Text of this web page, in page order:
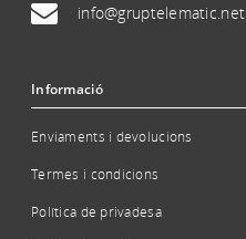
info@gruptelematic.net
Informació
Enviaments i devolucions
Termes i condicions
Política de privadesa